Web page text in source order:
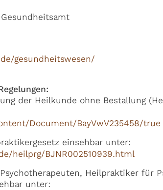
gesundheitswesen/
der Heilkunde ohne Bestallung
Document/BayVwV235458/true
einsehbar unter:
heilprg/BJNR002510939.html
Heilpraktiker für
unter: